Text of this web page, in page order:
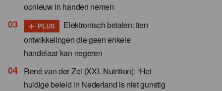
opnieuw in handen nemen
+ PLUS
Elektronisch betalen: tien
ontwikkelingen die geen enkele
handelaar kan negeren
René van der Zel (XXL Nutrition): “Het
huidige beleid in Nederland is niet gunstig